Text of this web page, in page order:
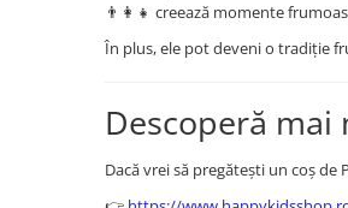
👨‍👩‍👧 creează momente
În plus, ele pot deveni o tradiție
Descoperă
Dacă vrei să pregătești un coș